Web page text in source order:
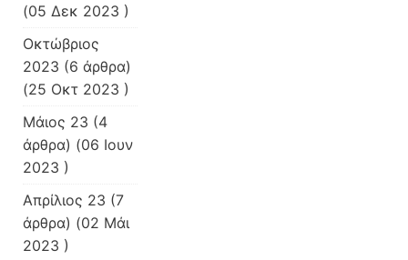
(05 Δεκ 2023 )
Οκτώβριος
2023 (6 άρθρα)
(25 Οκτ 2023 )
Μάιος 23 (4
άρθρα) (06 Ιουν
2023 )
Απρίλιος 23 (7
άρθρα) (02 Μάι
2023 )